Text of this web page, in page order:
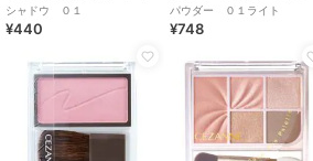
シャドウ ０１
¥440
パウダー ０１ライト
¥748